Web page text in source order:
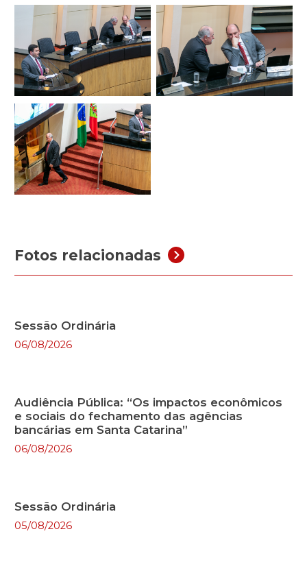
Fotos relacionadas
Sessão Ordinária
06/08/2026
Audiência Pública: “Os impactos econômicos
e sociais do fechamento das agências
bancárias em Santa Catarina”
06/08/2026
Sessão Ordinária
05/08/2026